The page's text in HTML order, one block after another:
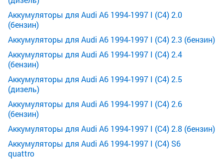
Аккумуляторы для Audi A6 1994-1997 I (C4) 2.0
(бензин)
Аккумуляторы для Audi A6 1994-1997 I (C4) 2.3 (бензин)
Аккумуляторы для Audi A6 1994-1997 I (C4) 2.4
(бензин)
Аккумуляторы для Audi A6 1994-1997 I (C4) 2.5
(дизель)
Аккумуляторы для Audi A6 1994-1997 I (C4) 2.6
(бензин)
Аккумуляторы для Audi A6 1994-1997 I (C4) 2.8 (бензин)
Аккумуляторы для Audi A6 1994-1997 I (C4) S6
quattro